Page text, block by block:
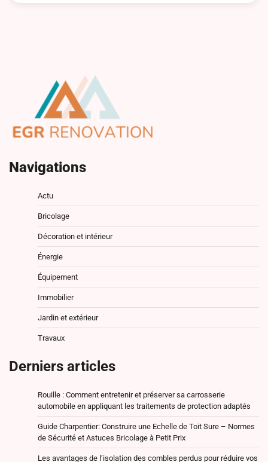
Navigations
Actu
Bricolage
Décoration et intérieur
Énergie
Équipement
Immobilier
Jardin et extérieur
Travaux
Derniers articles
Rouille : Comment entretenir et préserver sa carrosserie
automobile en appliquant les traitements de protection adaptés
Guide Charpentier: Construire une Echelle de Toit Sure – Normes
de Sécurité et Astuces Bricolage à Petit Prix
Les avantages de l’isolation des combles perdus pour réduire vos